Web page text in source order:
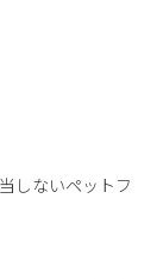
しないペットフ